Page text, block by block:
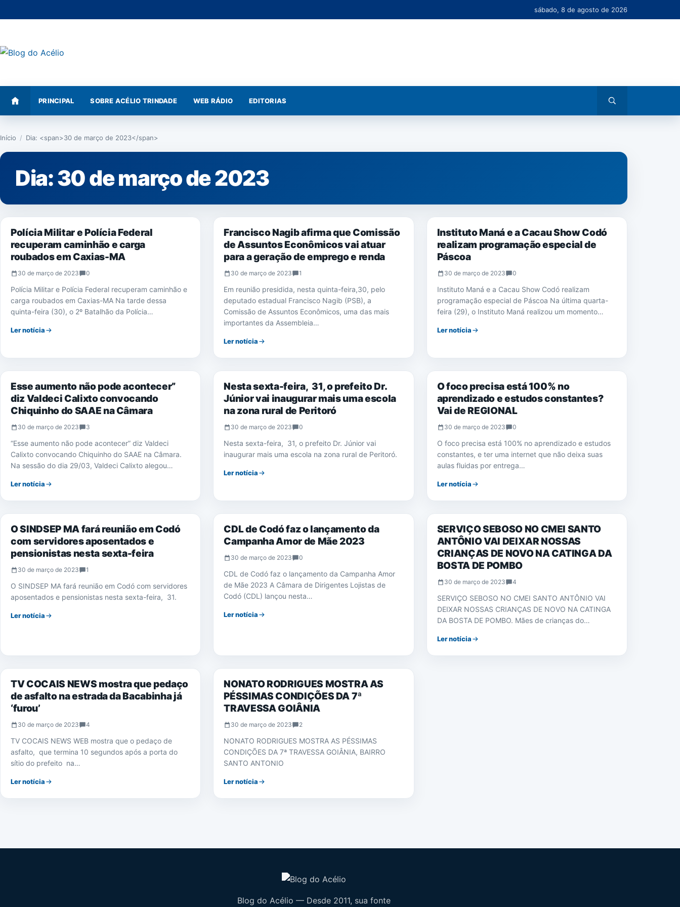
para
conteúdo
sábado, 8 de agosto de 2026
PRINCIPAL SOBRE ACÉLIO TRINDADE WEB RÁDIO EDITORIAS
busca
Início / Dia: <span>30 de março de 2023</span>
Dia:30 de março de 2023
NOTÍCIAS
Polícia Militar e Polícia Federal
recuperam caminhão e carga
roubados em Caxias-MA
30 de março de 2023 0
Polícia Militar e Polícia Federal recuperam caminhão e
carga roubados em Caxias-MA Na tarde dessa
quinta-feira (30), o 2º Batalhão da Polícia…
Ler notícia
NOTÍCIAS
Francisco Nagib afirma que Comissão
de Assuntos Econômicos vai atuar
para a geração de emprego e renda
30 de março de 2023 1
Em reunião presidida, nesta quinta-feira,30, pelo
deputado estadual Francisco Nagib (PSB), a
Comissão de Assuntos Econômicos, uma das mais
importantes da Assembleia…
Ler notícia
NOTÍCIAS
Instituto Maná e a Cacau Show Codó
realizam programação especial de
Páscoa
30 de março de 2023 0
Instituto Maná e a Cacau Show Codó realizam
programação especial de Páscoa Na última quarta-
feira (29), o Instituto Maná realizou um momento…
Ler notícia
NOTÍCIAS
Esse aumento não pode acontecer”
diz Valdeci Calixto convocando
Chiquinho do SAAE na Câmara
30 de março de 2023 3
“Esse aumento não pode acontecer” diz Valdeci
Calixto convocando Chiquinho do SAAE na Câmara.
Na sessão do dia 29/03, Valdeci Calixto alegou…
Ler notícia
NOTÍCIAS
Nesta sexta-feira, 31, o prefeito Dr.
Júnior vai inaugurar mais uma escola
na zona rural de Peritoró
30 de março de 2023 0
Nesta sexta-feira, 31, o prefeito Dr. Júnior vai
inaugurar mais uma escola na zona rural de Peritoró.
Ler notícia
NOTÍCIAS
O foco precisa está 100% no
aprendizado e estudos constantes?
Vai de REGIONAL
30 de março de 2023 0
O foco precisa está 100% no aprendizado e estudos
constantes, e ter uma internet que não deixa suas
aulas fluidas por entrega…
Ler notícia
NOTÍCIAS
O SINDSEP MA fará reunião em Codó
com servidores aposentados e
pensionistas nesta sexta-feira
30 de março de 2023 1
O SINDSEP MA fará reunião em Codó com servidores
aposentados e pensionistas nesta sexta-feira, 31.
Ler notícia
NOTÍCIAS
CDL de Codó faz o lançamento da
Campanha Amor de Mãe 2023
30 de março de 2023 0
CDL de Codó faz o lançamento da Campanha Amor
de Mãe 2023 A Câmara de Dirigentes Lojistas de
Codó (CDL) lançou nesta…
Ler notícia
NOTÍCIAS
SERVIÇO SEBOSO NO CMEI SANTO
ANTÔNIO VAI DEIXAR NOSSAS
CRIANÇAS DE NOVO NA CATINGA DA
BOSTA DE POMBO
30 de março de 2023 4
SERVIÇO SEBOSO NO CMEI SANTO ANTÔNIO VAI
DEIXAR NOSSAS CRIANÇAS DE NOVO NA CATINGA
DA BOSTA DE POMBO. Mães de crianças do…
Ler notícia
NOTÍCIAS
TV COCAIS NEWS mostra que pedaço
de asfalto na estrada da Bacabinha já
‘furou’
30 de março de 2023 4
TV COCAIS NEWS WEB mostra que o pedaço de
asfalto, que termina 10 segundos após a porta do
sítio do prefeito na…
Ler notícia
NOTÍCIAS
NONATO RODRIGUES MOSTRA AS
PÉSSIMAS CONDIÇÕES DA 7ª
TRAVESSA GOIÂNIA
30 de março de 2023 2
NONATO RODRIGUES MOSTRA AS PÉSSIMAS
CONDIÇÕES DA 7ª TRAVESSA GOIÂNIA, BAIRRO
SANTO ANTONIO
Ler notícia
Blog do Acélio — Desde 2011, sua fonte